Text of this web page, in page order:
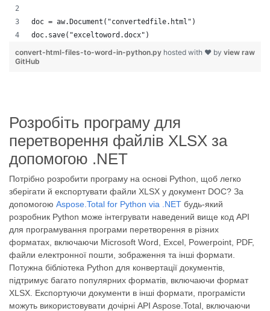
doc = aw.Document("convertedfile.html")
doc.save("exceltoword.docx")
view raw
convert-html-files-to-word-in-python.py hosted with ❤ by
GitHub
Розробіть програму для
перетворення файлів XLSX за
допомогою .NET
Потрібно розробити програму на основі Python, щоб легко
зберігати й експортувати файли XLSX у документ DOC? За
допомогою Aspose.Total for Python via .NET будь-який
розробник Python може інтегрувати наведений вище код API
для програмування програми перетворення в різних
форматах, включаючи Microsoft Word, Excel, Powerpoint, PDF,
файли електронної пошти, зображення та інші формати.
Потужна бібліотека Python для конвертації документів,
підтримує багато популярних форматів, включаючи формат
XLSX. Експортуючи документи в інші формати, програмісти
можуть використовувати дочірні API Aspose.Total, включаючи